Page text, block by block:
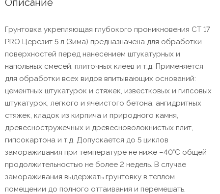
Грунтовка укрепляющая глубокого проникновения СТ 17
PRO Церезит 5 л (Зима) предназначена для обработки
поверхностей перед нанесением штукатурных и
напольных смесей, плиточных клеев и т.д. Применяется
для обработки всех видов впитывающих оснований:
цементных штукатурок и стяжек, известковых и гипсовых
штукатурок, легкого и ячеистого бетона, ангидритных
стяжек, кладок из кирпича и природного камня,
древесностружечных и древесноволокнистых плит,
гипсокартона и т.д. Допускается до 5 циклов
замораживания при температуре не ниже –40°C общей
продолжительностью не более 2 недель. В случае
замораживания выдержать грунтовку в теплом
помещении до полного оттаивания и перемешать.